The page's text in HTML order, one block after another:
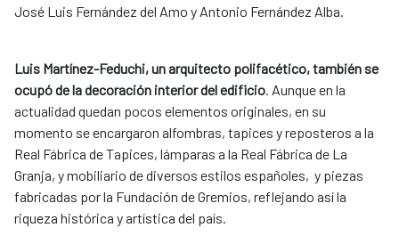
José Luis Fernández del Amo y Antonio Fernández Alba.
Luis Martínez-Feduchi, un arquitecto polifacético, también se
ocupó de la decoración interior del edificio. Aunque en la
actualidad quedan pocos elementos originales, en su
momento se encargaron alfombras, tapices y reposteros a la
Real Fábrica de Tapices, lámparas a la Real Fábrica de La
Granja, y mobiliario de diversos estilos españoles, y piezas
fabricadas por la Fundación de Gremios, reflejando así la
riqueza histórica y artística del país.